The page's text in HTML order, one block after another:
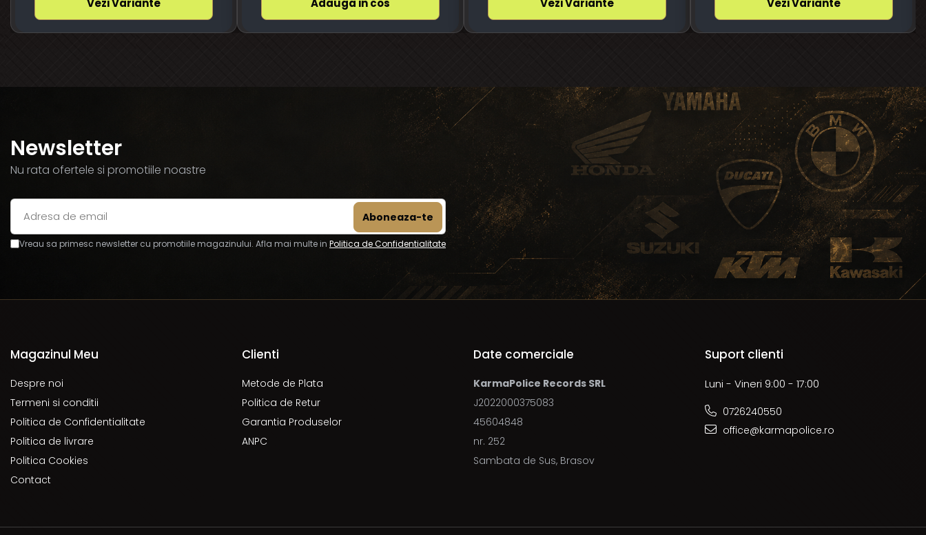
Newsletter
Nu rata ofertele si promotiile noastre
Vreau sa primesc newsletter cu promotiile magazinului. Afla mai multe in Politica de Confidentialitate
Magazinul Meu
Despre noi
Termeni si conditii
Politica de Confidentialitate
Politica de livrare
Politica Cookies
Contact
Clienti
Metode de Plata
Politica de Retur
Garantia Produselor
ANPC
Date comerciale
KarmaPolice Records SRL
J2022000375083
45604848
nr. 252
Sambata de Sus, Brasov
Suport clienti
Luni - Vineri 9:00 - 17:00
0726240550
office@karmapolice.ro